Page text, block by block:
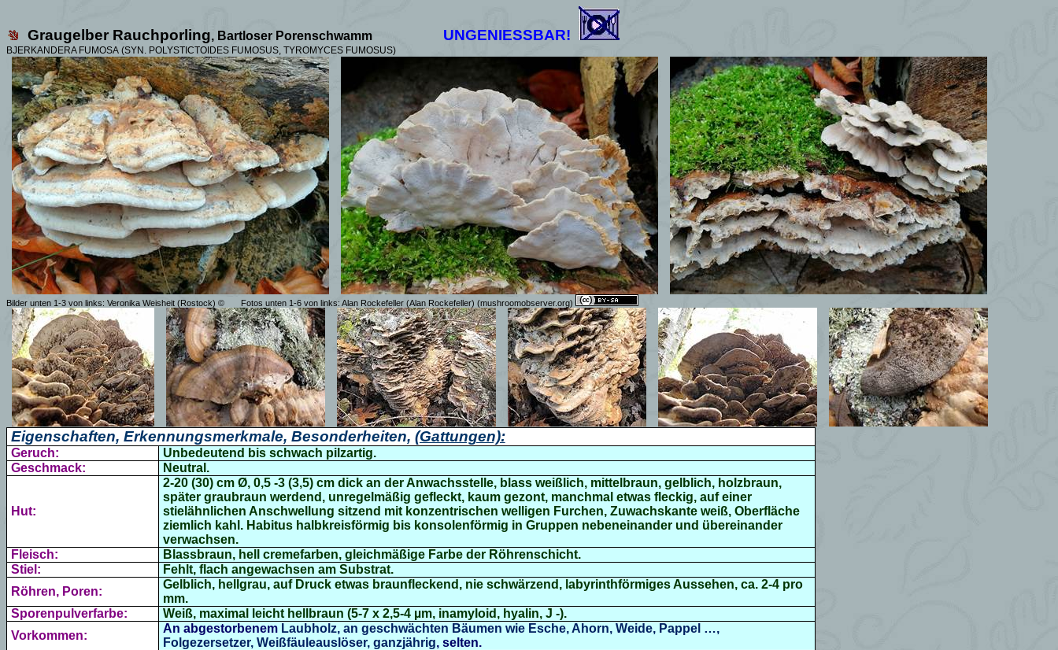
Graugelber Rauchporling, Bartloser Porenschwamm UNGENIESSBAR!
BJERKANDERA FUMOSA (SYN. POLYSTICTOIDES FUMOSUS, TYROMYCES FUMOSUS)
Bilder unten 1-3 von links: Veronika Weisheit (Rostock) © Fotos unten 1-6 von links: Alan Rockefeller (Alan Rockefeller) (mushroomobserver.org)
Eigenschaften, Erkennungsmerkmale, Besonderheiten, (Gattungen):
Geruch:
Unbedeutend bis schwach pilzartig.
Geschmack:
Neutral.
Hut:
2-20 (30) cm Ø, 0,5 -3 (3,5) cm dick an der Anwachsstelle, blass weißlich, mittelbraun, gelblich, holzbraun,
später graubraun werdend, unregelmäßig gefleckt, kaum gezont, manchmal etwas fleckig,auf einer
stielähnlichen Anschwellung sitzend mit konzentrischen welligen Furchen, Zuwachskante weiß, Oberfläche
ziemlich kahl. Habitus halbkreisförmig bis konsolenförmig in Gruppen nebeneinander und übereinander
verwachsen.
Fleisch:
Blassbraun, hell cremefarben, gleichmäßige Farbe der Röhrenschicht.
Stiel:
Fehlt, flach angewachsen am Substrat.
Röhren, Poren:
Gelblich, hellgrau, auf Druck etwas braunfleckend, nie schwärzend, labyrinthförmiges Aussehen, ca. 2-4 pro
mm.
Sporenpulverfarbe:
Weiß, maximal leicht hellbraun (5-7 x 2,5-4 µm, inamyloid, hyalin, J -).
Vorkommen:
An abgestorbenem Laubholz, an geschwächten Bäumen wie Esche, Ahorn, Weide, Pappel …,
Folgezersetzer, Weißfäuleauslöser, ganzjährig, selten.